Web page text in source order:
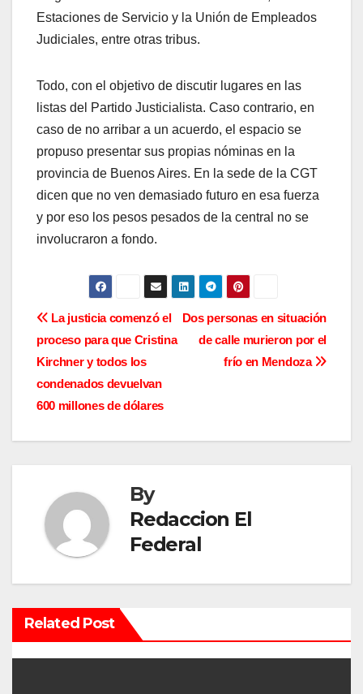
Estaciones de Servicio y la Unión de Empleados
Judiciales, entre otras tribus.
Todo, con el objetivo de discutir lugares en las
listas del Partido Justicialista. Caso contrario, en
caso de no arribar a un acuerdo, el espacio se
propuso presentar sus propias nóminas en la
provincia de Buenos Aires. En la sede de la CGT
dicen que no ven demasiado futuro en esa fuerza
y por eso los pesos pesados de la central no se
involucraron a fondo.
N
a
v
c
ó
n
d
Dos personas en situación
de calle murieron por el
frío en Mendoza
La justicia comenzó el
proceso para que Cristina
Kirchner y todos los
condenados devuelvan
600 millones de dólares
By
Redaccion El
Federal
Related Post